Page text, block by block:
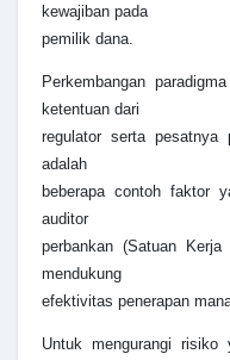
kewajiban pada
pemilik dana.
Perkembangan
ketentuan dari
regulator serta pesatnya
adalah
beberapa contoh faktor
auditor
perbankan (Satuan
mendukung
efektivitas penerapan
Untuk mengurangi